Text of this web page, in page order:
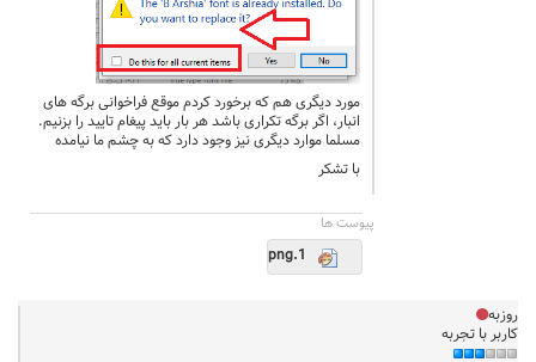
مورد دیگری هم که برخورد کردم موقع فراخوانی برگه های
انبار، اگر برگه تکراری باشد هر بار باید پیغام تایید را بزنیم.
مسلما موارد دیگری نیز وجود دارد که به چشم ما نیامده
با تشکر
پيوست ها
1.png
روزبه
کاربر با تجربه